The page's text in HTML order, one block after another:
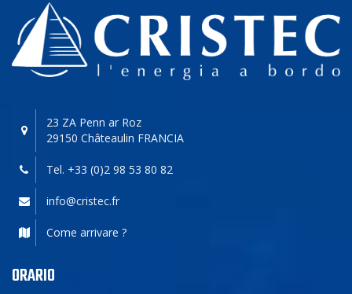
23 ZA Penn ar Roz
29150 Châteaulin FRANCIA
Tel. +33 (0)2 98 53 80 82
info@cristec.fr
Come arrivare ?
ORARIO